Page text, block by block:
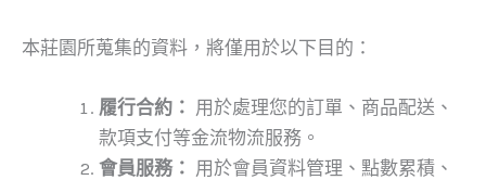
本莊園所蒐集的資料，將僅用於以下目的：
履行合約： 用於處理您的訂單、商品配送、
款項支付等金流物流服務。
會員服務： 用於會員資料管理、點數累積、